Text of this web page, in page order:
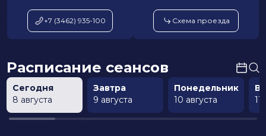
+7 (3462) 935-100 Схема проезда
Расписание сеансов
Сегодня
8 августа
Завтра
9 августа
Понедельник
10 августа
11